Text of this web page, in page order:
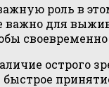
роль в
для
своевременно
острого
быстрое